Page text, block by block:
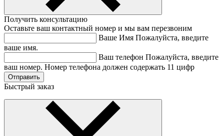
Получить консультацию
Оставьте ваш контактный номер и мы вам перезвоним
Ваше Имя Пожалуйста, введите
ваше имя.
Ваш телефон Пожалуйста, введите
ваш номер. Номер телефона должен содержать 11 цифр
Быстрый заказ